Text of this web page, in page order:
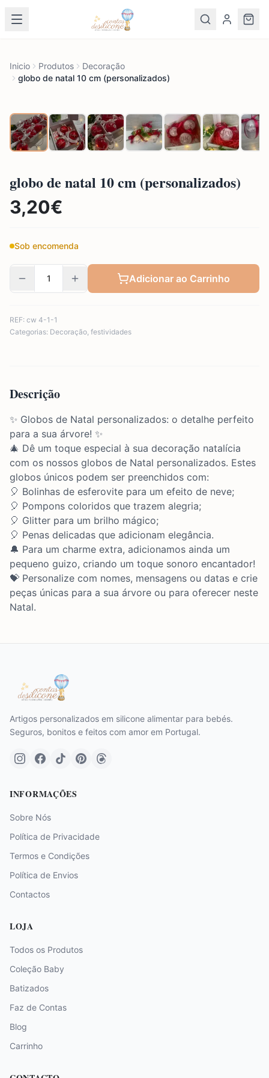
Inicio Produtos
Decoração
globo de natal 10 cm (personalizados)
globo de natal 10 cm (personalizados)
3,20€
Sob encomenda
Adicionar ao Carrinho
REF: cw 4-1-1
Categorias: Decoração, festividades
Descrição
✨ Globos de Natal personalizados: o detalhe perfeito
para a sua árvore! ✨
🎄 Dê um toque especial à sua decoração natalícia
com os nossos globos de Natal personalizados. Estes
globos únicos podem ser preenchidos com:
🎈 Bolinhas de esferovite para um efeito de neve;
🎈 Pompons coloridos que trazem alegria;
🎈 Glitter para um brilho mágico;
🎈 Penas delicadas que adicionam elegância.
🔔 Para um charme extra, adicionamos ainda um
pequeno guizo, criando um toque sonoro encantador!
💝 Personalize com nomes, mensagens ou datas e crie
peças únicas para a sua árvore ou para oferecer neste
Natal.
Artigos personalizados em silicone alimentar para bebés.
Seguros, bonitos e feitos com amor em Portugal.
INFORMAÇÕES
Sobre Nós
Política de Privacidade
Termos e Condições
Política de Envios
Contactos
LOJA
Todos os Produtos
Coleção Baby
Batizados
Faz de Contas
Blog
Carrinho